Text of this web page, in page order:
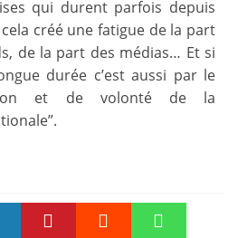
qui durent parfois depuis
créé une fatigue de la part
de la part des médias… Et si
durée c’est aussi par le
et de volonté de la